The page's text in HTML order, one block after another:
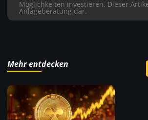
Möglichkeiten investieren. Dieser
Anlageberatung dar.
Mehr entdecken